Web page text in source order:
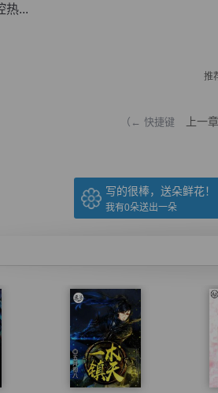
热...
推
（← 快捷键 上一章
写的很棒，送朵鲜花！
我有0朵送出一朵